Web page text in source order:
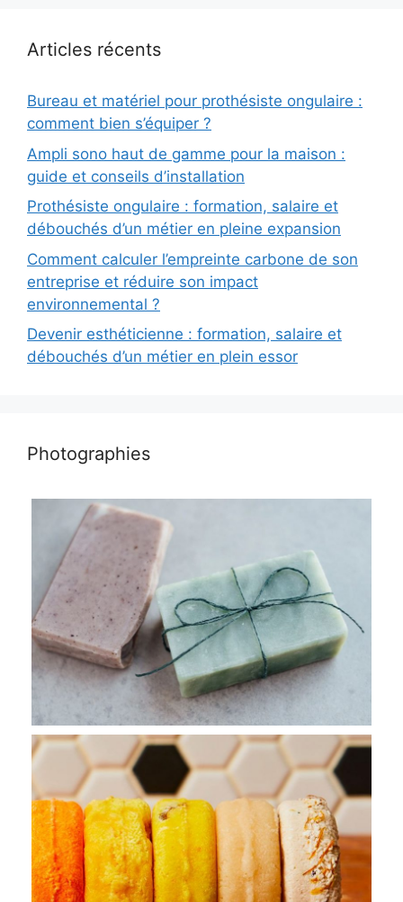
Articles récents
Bureau et matériel pour prothésiste ongulaire :
comment bien s’équiper ?
Ampli sono haut de gamme pour la maison :
guide et conseils d’installation
Prothésiste ongulaire : formation, salaire et
débouchés d’un métier en pleine expansion
Comment calculer l’empreinte carbone de son
entreprise et réduire son impact
environnemental ?
Devenir esthéticienne : formation, salaire et
débouchés d’un métier en plein essor
Photographies